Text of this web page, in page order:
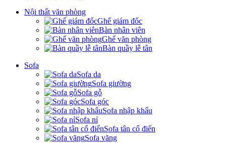
Nội thất văn phòng
Ghế giám đốc
Bàn nhân viên
Ghế văn phòng
Bàn quầy lễ tân
Sofa
Sofa da
Sofa giường
Sofa gỗ
Sofa góc
Sofa nhập khẩu
Sofa nỉ
Sofa tân cổ điển
Sofa văng